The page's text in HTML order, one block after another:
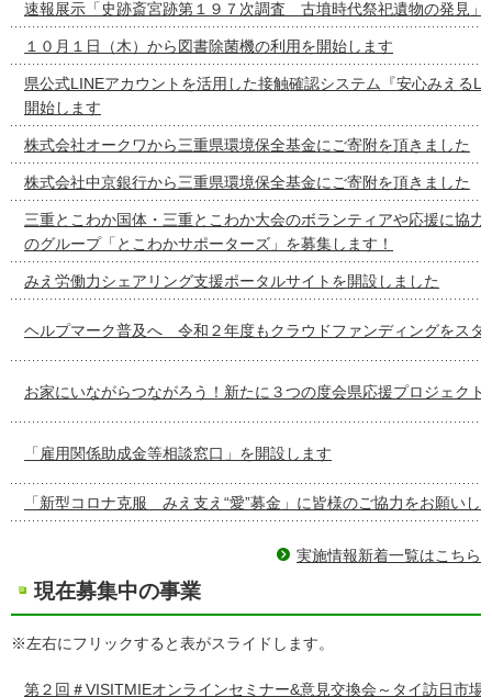
速報展示「史跡斎宮跡第１９７次調査 古墳時代祭祀遺物の発見」
１０月１日（木）から図書除菌機の利用を開始します
県公式LINEアカウントを活用した接触確認システム『安心みえる
開始します
株式会社オークワから三重県環境保全基金にご寄附を頂きました
株式会社中京銀行から三重県環境保全基金にご寄附を頂きました
三重とこわか国体・三重とこわか大会のボランティアや応援に協力
のグループ「とこわかサポーターズ」を募集します！
みえ労働力シェアリング支援ポータルサイトを開設しました
ヘルプマーク普及へ 令和２年度もクラウドファンディングをスタ
お家にいながらつながろう！新たに３つの度会県応援プロジェクト
「雇用関係助成金等相談窓口」を開設します
「新型コロナ克服 みえ支え“愛”募金」に皆様のご協力をお願いし
実施情報新着一覧はこちら
現在募集中の事業
※左右にフリックすると表がスライドします。
第２回＃VISITMIEオンラインセミナー&意見交換会～タイ訪日市場